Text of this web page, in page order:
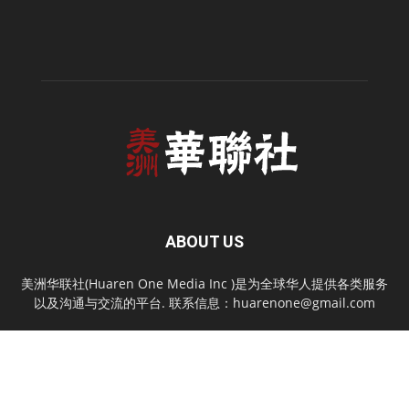
ABOUT US
美洲华联社(Huaren One Media Inc )是为全球华人提供各类服务
以及沟通与交流的平台. 联系信息： huarenone@gmail.com